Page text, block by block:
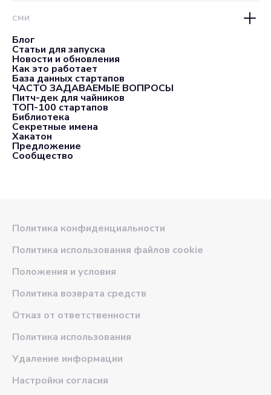
СМИ
Блог
Статьи для запуска
Новости и обновления
Как это работает
База данных стартапов
ЧАСТО ЗАДАВАЕМЫЕ ВОПРОСЫ
Питч-дек для чайников
ТОП-100 стартапов
Библиотека
Секретные имена
Хакатон
Предложение
Сообщество
Политика конфиденциальности
Политика использования файлов cookie
Положения и условия
Политика возврата средств
Отказ от ответственности
Политика использования
Удаление информации
Настройки согласия